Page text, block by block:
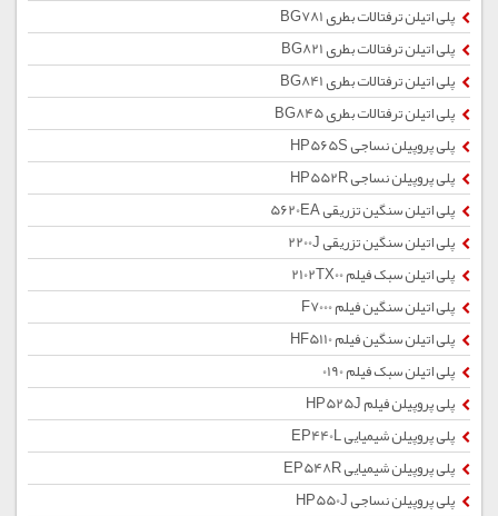
پلی اتیلن ترفتالات بطری BG781
پلی اتیلن ترفتالات بطری BG821
پلی اتیلن ترفتالات بطری BG841
پلی اتیلن ترفتالات بطری BG845
پلی پروپیلن نساجی HP565S
پلی پروپیلن نساجی HP552R
پلی اتیلن سنگین تزریقی 5620EA
پلی اتیلن سنگین تزریقی 2200J
پلی اتیلن سبک فیلم 2102TX00
پلی اتیلن سنگین فیلم F7000
پلی اتیلن سنگین فیلم HF5110
پلی اتیلن سبک فیلم 0190
پلی پروپیلن فیلم HP525J
پلی پروپیلن شیمیایی EP440L
پلی پروپیلن شیمیایی EP548R
پلی پروپیلن نساجی HP550J